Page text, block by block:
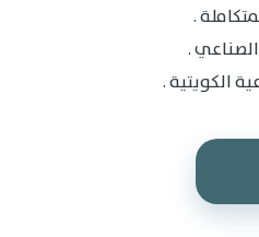
.
.
الكويتية .